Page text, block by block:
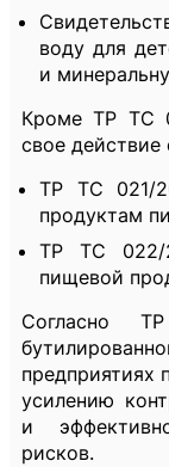
воду для
и
Кроме ТР ТС
свое
ТР ТС 021/
продуктам
ТР ТС 022/
пищевой
Согласно
предприятиях
усилению
и
рисков.